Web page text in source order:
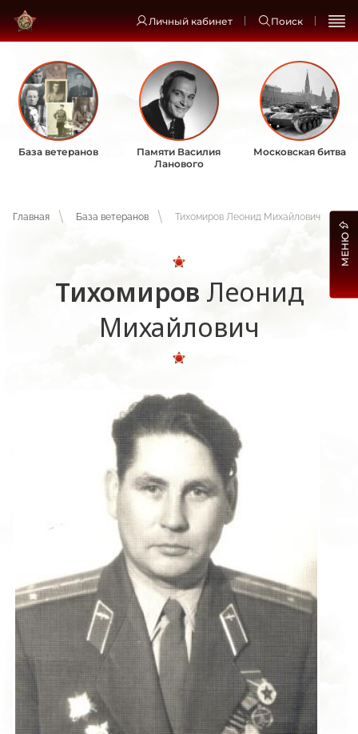
Личный кабинет Поиск
База ветеранов
Памяти Василия
Ланового
Московская битва
Главная База ветеранов Тихомиров Леонид Михайлович
Тихомиров Леонид
Михайлович
МЕНЮ